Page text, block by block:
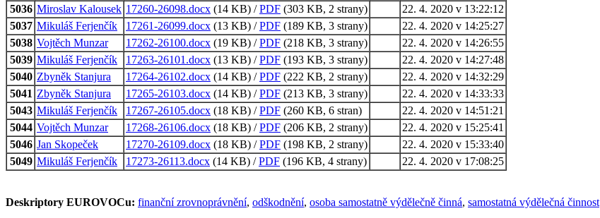
5036 Miroslav Kalousek 17260-26098.docx (14 KB) /PDF (303 KB, 2 strany)
22. 4. 2020 v 13:22:12
5037 Mikuláš Ferjenčík 17261-26099.docx (13 KB) /PDF (189 KB, 3 strany)
22. 4. 2020 v 14:25:27
5038 Vojtěch Munzar 17262-26100.docx (19 KB) /PDF (218 KB, 3 strany)
22. 4. 2020 v 14:26:55
5039 Mikuláš Ferjenčík 17263-26101.docx (13 KB) /PDF (193 KB, 3 strany)
22. 4. 2020 v 14:27:48
5040 Zbyněk Stanjura 17264-26102.docx (14 KB) /PDF (222 KB, 2 strany)
22. 4. 2020 v 14:32:29
5041 Zbyněk Stanjura 17265-26103.docx (14 KB) /PDF (213 KB, 3 strany)
22. 4. 2020 v 14:33:33
5043 Mikuláš Ferjenčík 17267-26105.docx (18 KB) /PDF (260 KB, 6 stran)
22. 4. 2020 v 14:51:21
5044 Vojtěch Munzar 17268-26106.docx (18 KB) /PDF (206 KB, 2 strany)
22. 4. 2020 v 15:25:41
5046 Jan Skopeček 17270-26109.docx (18 KB) /PDF (198 KB, 2 strany)
22. 4. 2020 v 15:33:40
5049 Mikuláš Ferjenčík 17273-26113.docx (14 KB) /PDF (196 KB, 4 strany) 22. 4. 2020 v 17:08:25
Deskriptory EUROVOCu: finanční zrovnoprávnění, odškodnění, osoba samostatně výdělečně činná, samostatná výdělečná činnost